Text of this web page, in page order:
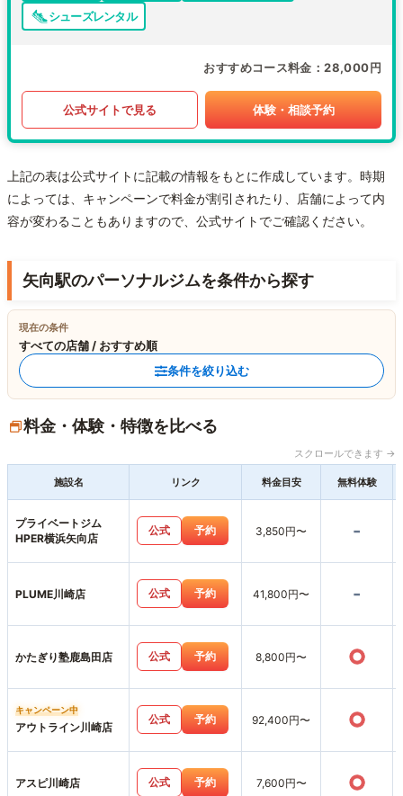
シューズレンタル
おすすめコース料金 28,000円
公式サイトで見る 体験・相談予約
上記の表は公式サイトに記載の情報をもとに作成しています。時期
によっては、キャンペーンで料金が割引されたり、店舗によって内
容が変わることもありますので、公式サイトでご確認ください。
矢向駅のパーソナルジムを条件から探す
現在の条件
すべての店舗 / おすすめ順
条件を絞り込む
料金・体験・特徴を比べる
スクロールできます →
施設名 リンク 料金目安 無料体験
プライベートジム
HPER横浜矢向店
公式 予約 3,850円〜 -
PLUME川崎店 公式 予約 41,800円〜 -
かたぎり塾鹿島田店 公式 予約 8,800円〜 ○
キャンペーン中
アウトライン川崎店
公式 予約 92,400円〜 ○
アスピ川崎店 公式 予約 7,600円〜 ○